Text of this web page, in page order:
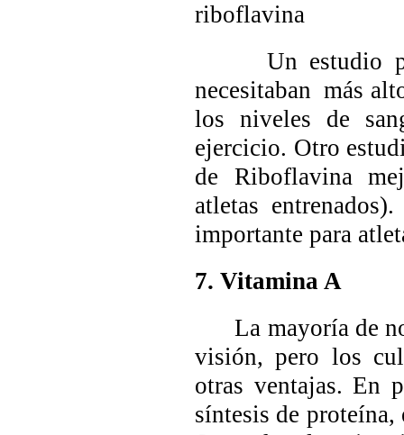
riboflavina
Un estudio por
necesitaban más
los niveles de
ejercicio. Otro
de Riboflavina
atletas
importante para
7. Vitamina A
La mayoría de
visión, pero los
otras ventajas. En
síntesis de